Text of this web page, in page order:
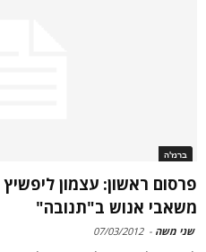
ברנז'ה
פרסום ראשון: עצמון
משאבי אנוש ב"תנובה"
שני משה -
07/03/2012